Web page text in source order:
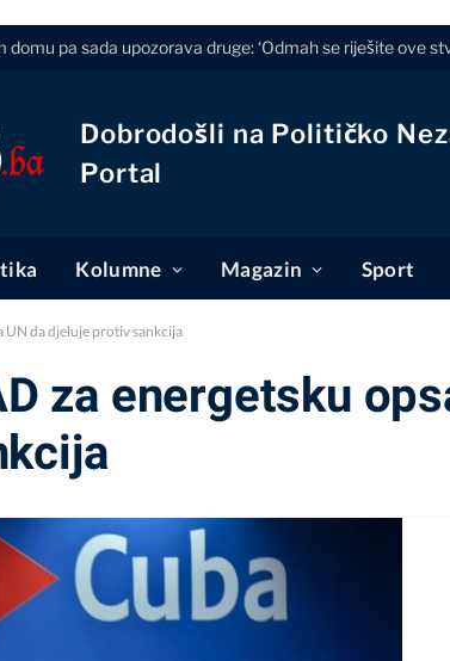
domu pa sada upozorava druge: ‘Odmah se riješite ove
Dobrodošli na Političko
Portal
Kolumne Magazin Sport
UN da djeluje protiv sankcija
za energetsku